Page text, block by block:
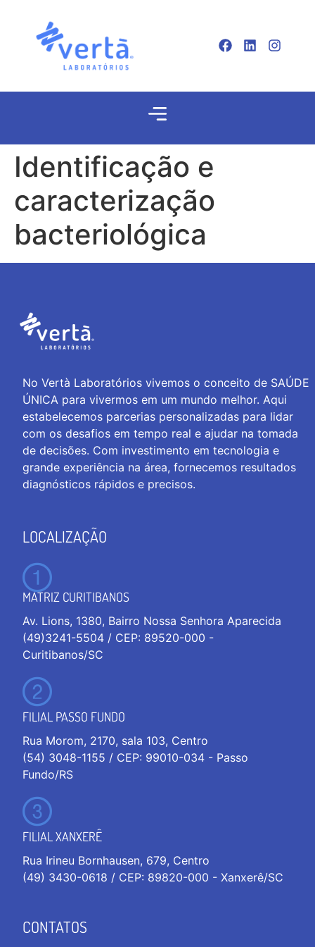
Identificação e
caracterização
bacteriológica
No Vertà Laboratórios vivemos o conceito de SAÚDE
ÚNICA para vivermos em um mundo melhor. Aqui
estabelecemos parcerias personalizadas para lidar
com os desafios em tempo real e ajudar na tomada
de decisões. Com investimento em tecnologia e
grande experiência na área, fornecemos resultados
diagnósticos rápidos e precisos.
LOCALIZAÇÃO
MATRIZ CURITIBANOS
Av. Lions, 1380, Bairro Nossa Senhora Aparecida
(49)3241-5504 / CEP: 89520-000 -
Curitibanos/SC
FILIAL PASSO FUNDO
Rua Morom, 2170, sala 103, Centro
(54) 3048-1155 / CEP: 99010-034 - Passo
Fundo/RS
FILIAL XANXERÊ
Rua Irineu Bornhausen, 679, Centro
(49) 3430-0618 / CEP: 89820-000 - Xanxerê/SC
CONTATOS